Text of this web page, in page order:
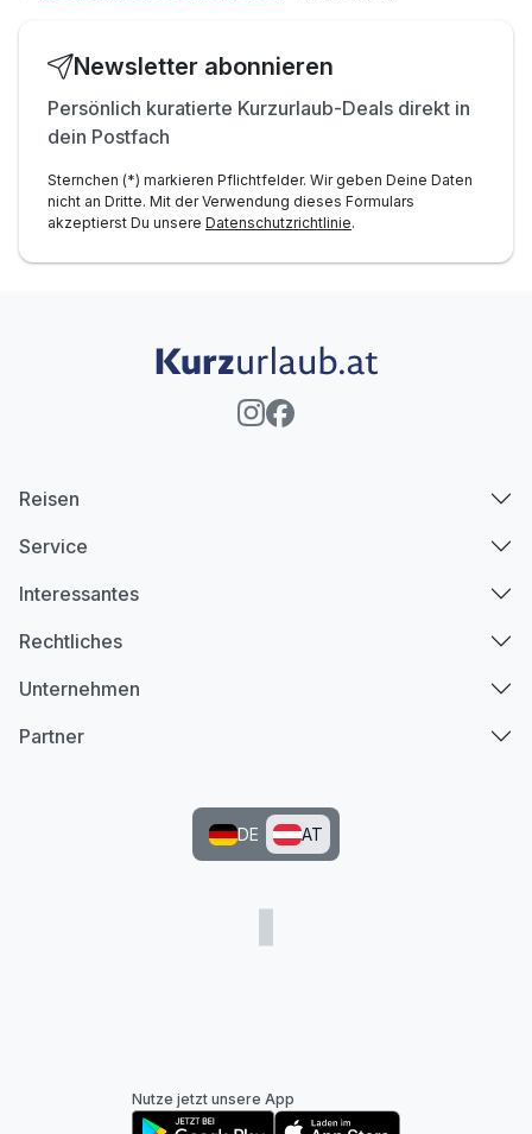
inkl. Ensana Marienbad Vorteilskarte
inkl. Nutzung W-Lan
Newsletter abonnieren
Persönlich kuratierte Kurzurlaub-Deals direkt in
dein Postfach
Sternchen (*) markieren Pflichtfelder. Wir geben Deine Daten
nicht an Dritte. Mit der Verwendung dieses Formulars
akzeptierst Du unsere Datenschutzrichtlinie.
Reisen
Service
Interessantes
Rechtliches
Unternehmen
Partner
DE AT
Nutze jetzt unsere App